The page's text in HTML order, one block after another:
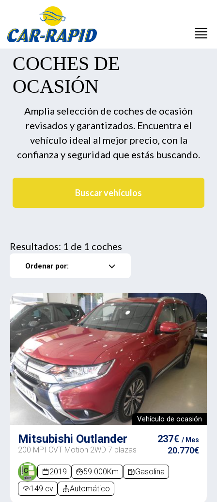
COCHES DE
OCASIÓN
Amplia selección de coches de ocasión
revisados y garantizados. Encuentra el
vehículo ideal al mejor precio, con la
confianza y seguridad que estás buscando.
Buscar vehículos
Resultados: 1 de 1 coches
Ordenar por:
Vehículo de ocasión
Mitsubishi Outlander
200 MPI CVT Motion 2WD 7 plazas
237€ / Mes
20.770€
2019 59.000Km
Gasolina
149 cv
Automático